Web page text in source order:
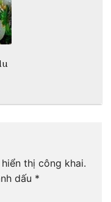
thị công khai.
dấu *